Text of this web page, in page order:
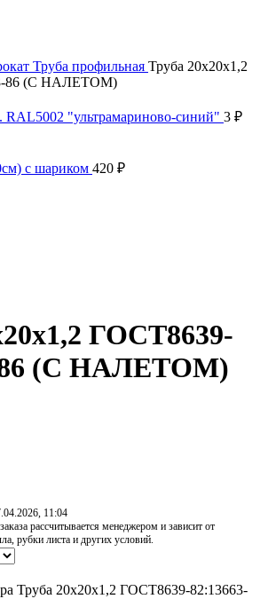
Труба профильная Труба 20х20х1,2
86 (С НАЛЕТОМ)
RAL5002 "ультрамариново-синий" 3 ₽
с шариком 420 ₽
ГОСТ8639-
86 (С НАЛЕТОМ)
11:04
рассчитывается менеджером и зависит от
рубки листа и других условий.
Труба 20х20х1,2 ГОСТ8639-82:13663-